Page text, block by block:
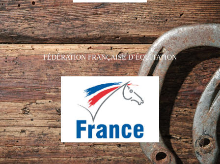
FÉDÉRATION FRANÇAISE D’ÉQUITATION